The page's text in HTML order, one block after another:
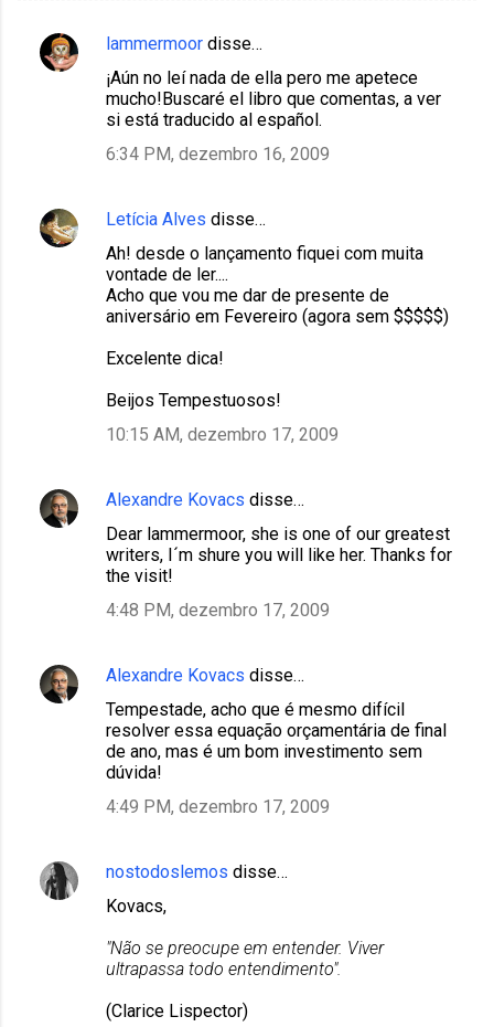
C
t
á
lammermoor disse…
¡Aún no leí nada de ella pero me apetece
mucho!Buscaré el libro que comentas, a ver
si está traducido al español.
6:34 PM, dezembro 16, 2009
Letícia Alves disse…
Ah! desde o lançamento fiquei com muita
vontade de ler....
Acho que vou me dar de presente de
aniversário em Fevereiro (agora sem $$$$$)
Excelente dica!
Beijos Tempestuosos!
10:15 AM, dezembro 17, 2009
Alexandre Kovacs disse…
Dear lammermoor, she is one of our greatest
writers, I´m shure you will like her. Thanks for
the visit!
4:48 PM, dezembro 17, 2009
Alexandre Kovacs disse…
Tempestade, acho que é mesmo difícil
resolver essa equação orçamentária de final
de ano, mas é um bom investimento sem
dúvida!
4:49 PM, dezembro 17, 2009
nostodoslemos disse…
Kovacs,
"Não se preocupe em entender. Viver
ultrapassa todo entendimento".
(Clarice Lispector)